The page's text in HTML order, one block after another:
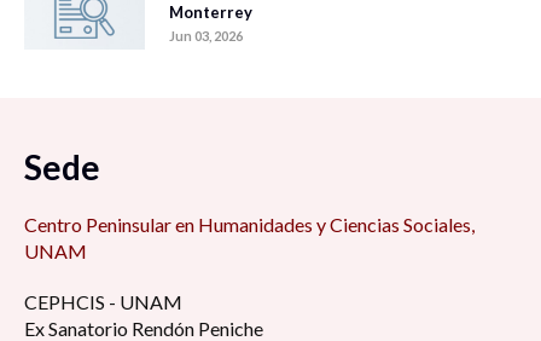
Monterrey
Jun 03, 2026
Sede
Centro Peninsular en Humanidades y Ciencias Sociales,
UNAM
CEPHCIS - UNAM
Ex Sanatorio Rendón Peniche